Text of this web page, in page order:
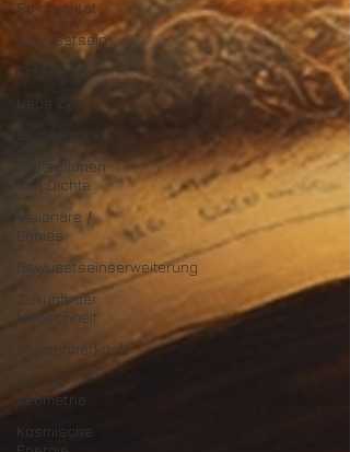
Spiritualität
Bewusstsein
Erdenergie
Neue Zeit
Dimensionen
und Dichte
Visionäre /
Genies
Bewusstseinserweiterung
Zukunft der
Menschheit
Sternenherkunft
Geometrie
Kosmische